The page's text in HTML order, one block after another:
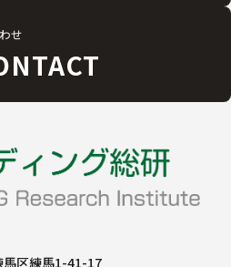
せ
馬区練馬1-41-17